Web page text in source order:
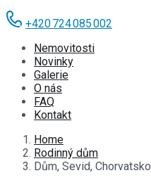
+420 724 085 002
Nemovitosti
Novinky
Galerie
O nás
FAQ
Kontakt
Home
Rodinný dům
Dům, Sevid, Chorvatsko